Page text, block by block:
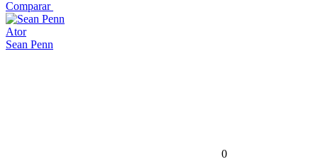
Comparar
Ator
Sean Penn
0